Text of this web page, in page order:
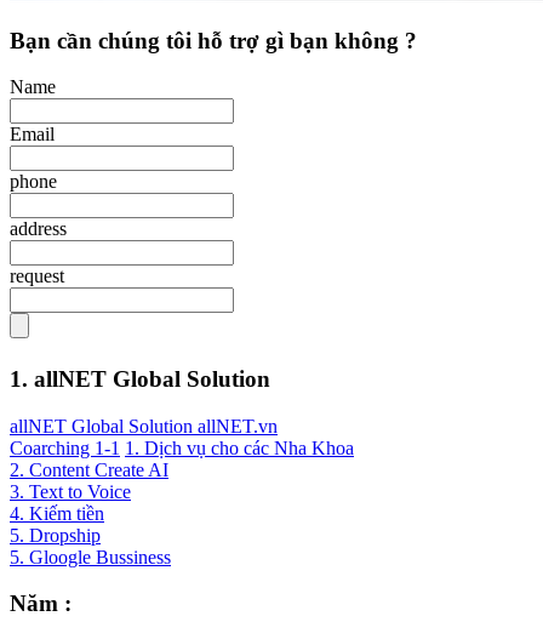
Bạn cần chúng tôi hỗ trợ gì bạn không ?
Name
Email
phone
address
request
1. allNET Global Solution
allNET Global Solution allNET.vn
Coarching 1-1 1. Dịch vụ cho các Nha Khoa
2. Content Create AI
3. Text to Voice
4. Kiếm tiền
5. Dropship
5. Gloogle Bussiness
Năm :